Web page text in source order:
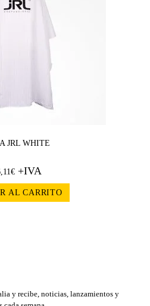
y recibe, noticias, lanzamientos y
JRL WHITE
€+IVA
AL CARRITO